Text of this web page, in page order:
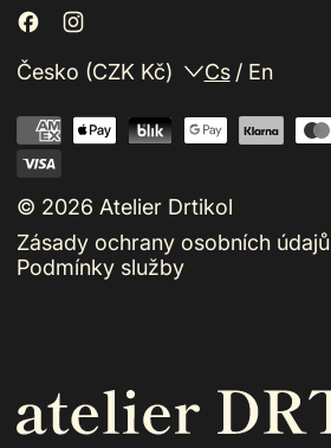
Země/oblast
Česko (CZK Kč) Jazyk
Cs / En
© 2026 Atelier Drtikol
Zásady ochrany osobních údajů
Podmínky služby